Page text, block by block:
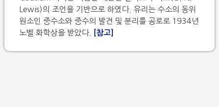
Lewis)의 조언을 기반으로 하였다. 유리는 수소의 동위
원소인 중수소와 중수의 발견 및 분리를 공로로 1934년
노벨 화학상을 받았다.
[참고]